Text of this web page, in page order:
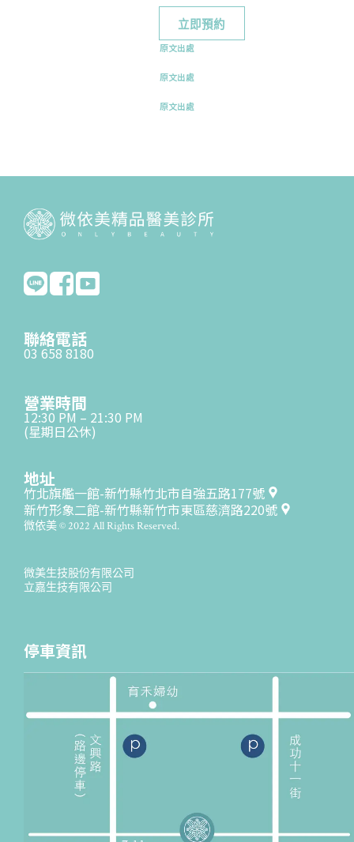
原文出處
原文出處
原文出處
聯絡電話
03 658 8180
營業時間
12:30 PM – 21:30 PM
(星期日公休)
地址
竹北旗艦一館-新竹縣竹北市自強五路177號
新竹形象二館-新竹縣新竹市東區慈濟路220號
微依美 © 2022 All Rights Reserved.
微美生技股份有限公司
立嘉生技有限公司
停車資訊